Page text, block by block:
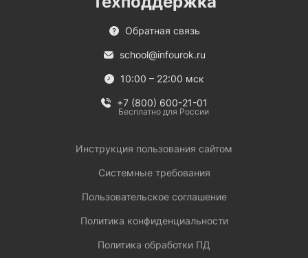
Обратная связь
school@infourok.ru
10:00 – 22:00 мск
+7 (800) 600-21-01
Бесплатно для России
Инструкция пользования сайтом
Системные требования
Пользовательское соглашение
Политика конфиденциальности
Политика обработки ПД